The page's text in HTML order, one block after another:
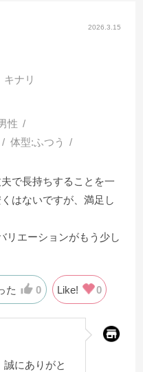
2026.3.15
キナリ
性
体型:ふつう
で長持ちすることを一
はないですが、満足し
リエーションがもう少し
た 0 Like! 0
にありがと